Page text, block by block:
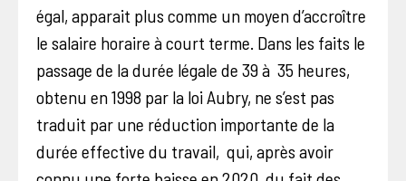
égal, apparait plus comme un moyen d’accroître
le salaire horaire à court terme. Dans les faits le
passage de la durée légale de 39 à 35 heures,
obtenu en 1998 par la loi Aubry, ne s’est pas
traduit par une réduction importante de la
durée effective du travail, qui, après avoir